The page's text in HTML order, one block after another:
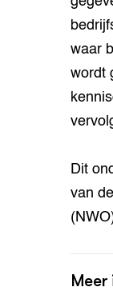
waar
wordt
Dit
van